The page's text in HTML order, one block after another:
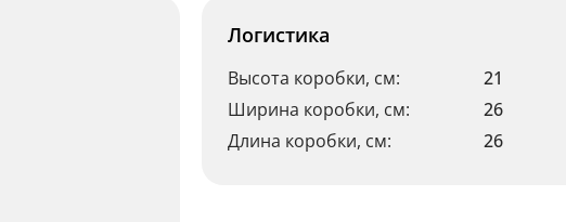
Логистика
Высота коробки, см:
21
Ширина коробки, см:
26
Длина коробки, см:
26